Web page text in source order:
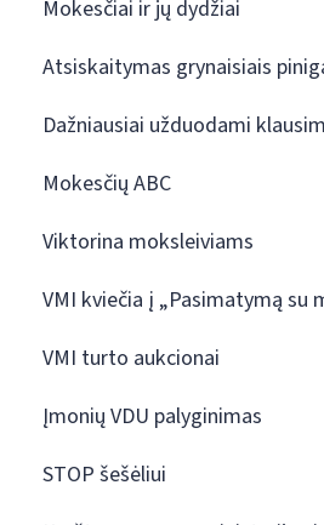
Mokesčiai ir jų dydžiai
Atsiskaitymas grynaisiais
Dažniausiai užduodami
Mokesčių ABC
Viktorina moksleiviams
VMI kviečia į „Pasimatymą su
VMI turto aukcionai
Įmonių VDU palyginimas
STOP šešėliui